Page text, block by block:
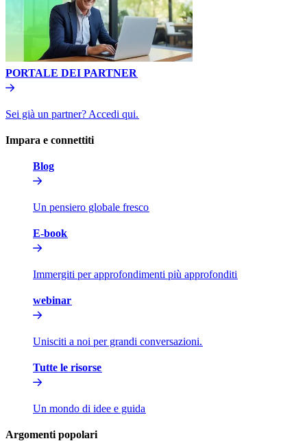
PORTALE DEI PARTNER​​
Sei già un partner? Accedi qui.​​
Impara e connettiti​​
Blog​​
Un pensiero globale fresco​​
E-book​​
Immergiti per approfondimenti più approfonditi​​
webinar​​
Unisciti a noi per grandi conversazioni.​​
Tutte le risorse​​
Un mondo di idee e guida​​
Argomenti popolari​​